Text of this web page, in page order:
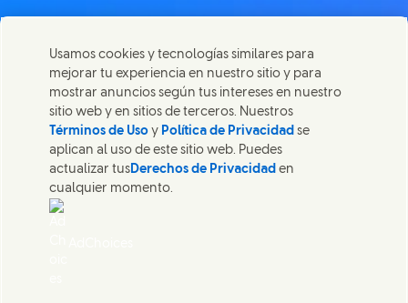
Comparte esta página
Share this page on Facebook
Share this page on X
Share this page on
Share this page on
Contáctanos
Ponte en contacto con Unilever y nuestros equipos de
especialistas, o encuentra contactos por todo el mundo.
Contáctanos
Usamos cookies y tecnologías similares para
mejorar tu experiencia en nuestro sitio y para
mostrar anuncios según tus intereses en nuestro
sitio web y en sitios de terceros. Nuestros
Términos de Uso y Política de Privacidadse
aplican al uso de este sitio web. Puedes
actualizar tusDerechos de Privacidad en
cualquier momento.